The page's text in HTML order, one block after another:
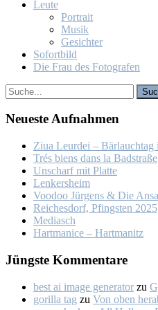
Leu­te
Por­trait
Mu­sik
Ge­sich­ter
So­fort­bild
Die Frau des Fo­to­gra­fen
Neu­es­te Auf­nah­men
Ziua Leur­dei –
Trés biens dans la Bad­stra­ße
Un­scharf mit Plat­te
Len­kers­heim
Voo­doo Jür­gens & Die
Rei­ches­dorf, Pfings­ten 2025
Me­dia­sch
Hart­ma­nice – Hart­ma­nitz
Jüngs­te Kom­men­ta­re
best ai image generator zu
gorilla tag zu Von oben